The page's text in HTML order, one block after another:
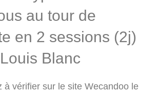
au tour de
en 2 sessions (2j)
Blanc
à vérifier sur le site Wecandoo le